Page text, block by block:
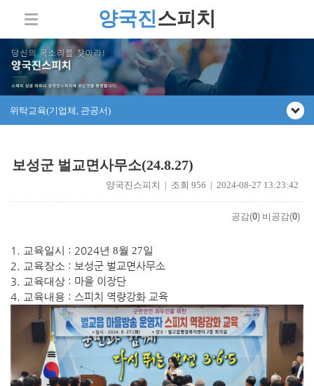
양국진스피치
위탁교육(기업체, 관공서)
보성군 벌교면사무소(24.8.27)
양국진스피치 | 조회 956 | 2024-08-27 13:23:42
공감(0) 비공감(0)
1. 교육일시 : 2024년 8월 27일
2. 교육장소 : 보성군 벌교면사무소
3.
교육대상 : 마을 이장단
4.
교육내용 : 스피치 역량강화 교육